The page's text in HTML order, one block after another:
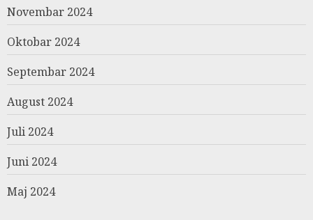
Novembar 2024
Oktobar 2024
Septembar 2024
August 2024
Juli 2024
Juni 2024
Maj 2024